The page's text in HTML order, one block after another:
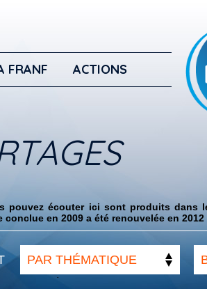
FRANF ACTIONS
pouvez écouter ici sont produits dans
en 2009 a été renouvelée en
PAR THÉMATIQUE